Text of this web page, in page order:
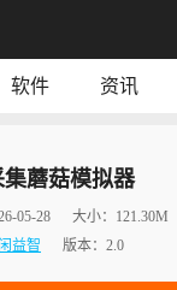
榜单
软件 资讯
集蘑菇模拟器
05-28 大小： 121.30M
益智 版本： 2.0